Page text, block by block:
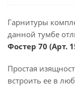
Гарнитуры
данной тумбе
Фостер 70 (Арт.
Простая
встроить ее в